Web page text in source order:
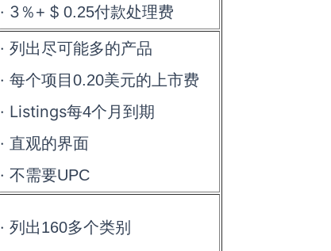
· 3 ％+ $ 0.25付款处理费
· 列出尽可能多的产品
· 每个项目0.20美元的上市费
· Listings每4个月到期
· 直观的界面
· 不需要UPC
· 列出160多个类别